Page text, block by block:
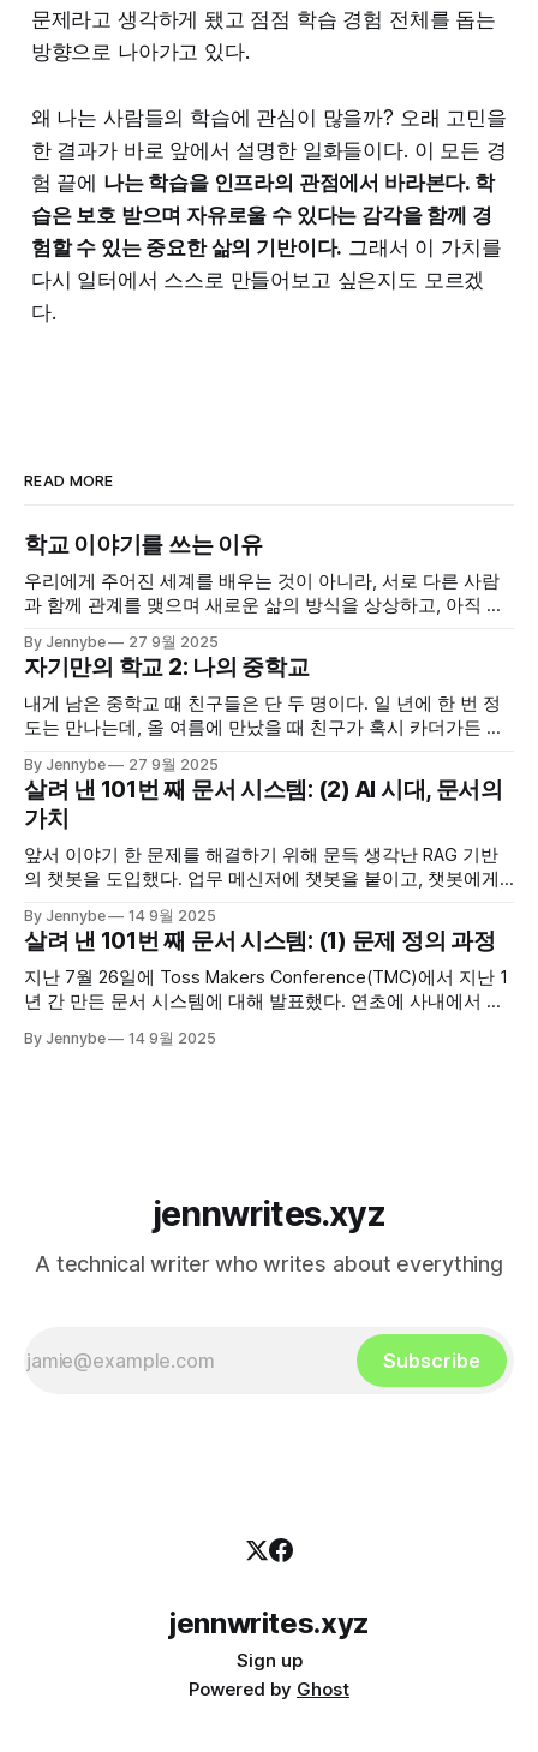
문제라고 생각하게 됐고 점점 학습 경험 전체를 돕는
방향으로 나아가고 있다.
왜 나는 사람들의 학습에 관심이 많을까? 오래 고민을
한 결과가 바로 앞에서 설명한 일화들이다. 이 모든 경
험 끝에 나는 학습을 인프라의 관점에서 바라본다. 학
습은 보호 받으며 자유로울 수 있다는 감각을 함께 경
험할 수 있는 중요한 삶의 기반이다. 그래서 이 가치를
다시 일터에서 스스로 만들어보고 싶은지도 모르겠
다.
READ MORE
학교 이야기를 쓰는 이유
우리에게 주어진 세계를 배우는 것이 아니라, 서로 다른 사람
과 함께 관계를 맺으며 새로운 삶의 방식을 상상하고, 아직 오
By Jennybe 27 9월 2025
자기만의 학교 2: 나의 중학교
내게 남은 중학교 때 친구들은 단 두 명이다. 일 년에 한 번 정
도는 만나는데, 올 여름에 만났을 때 친구가 혹시 카더가든 유
가는 썸네일을 본 것 같긴 한데.. 도대회 1등도 하고 엄청 잘한
다고, 그 콘텐츠도 무척 잘됐다는 얘기를 들었다. 우리 학교에
By Jennybe 27 9월 2025
살려 낸 101번 째 문서 시스템: (2) AI 시대, 문서의
가치
앞서 이야기 한 문제를 해결하기 위해 문득 생각난 RAG 기반
의 챗봇을 도입했다. 업무 메신저에 챗봇을 붙이고, 챗봇에게
는 방식이 아니라 업무 메신저에 질문하고 답변을 받는 방식으
로 바꾸자 실질적인 문서 콘텐츠 활용량이 엄청나게 늘었고,
다들 편리하다며 좋아했다. 챗봇을 사용해 문서 접근성을 높이
면서 깨달은
By Jennybe 14 9월 2025
살려 낸 101번 째 문서 시스템: (1) 문제 정의 과정
지난 7월 26일에 Toss Makers Conference(TMC)에서 지난 1
년 간 만든 문서 시스템에 대해 발표했다. 연초에 사내에서 발
SLASH 컨퍼런스를 위해 연사분들의 장표와 스크립트 검수를
By Jennybe 14 9월 2025
jennwrites.xyz
A technical writer who writes about everything
Subscribe
jennwrites.xyz
Sign up
Powered by Ghost